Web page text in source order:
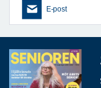
E-post